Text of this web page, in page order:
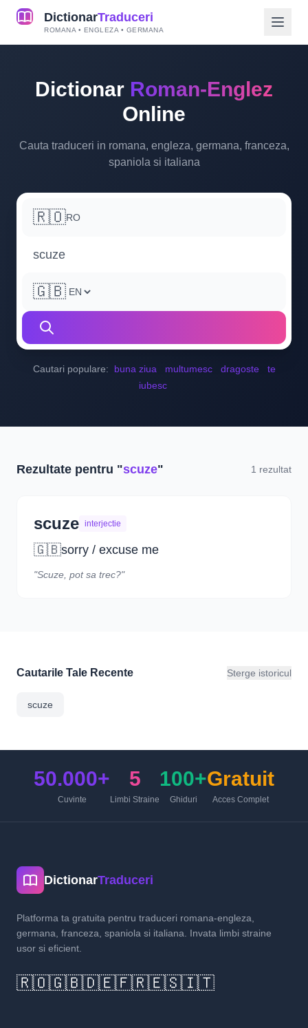
DictionarTraduceri
ROMANA • ENGLEZA • GERMANA
Dictionar Roman-Englez
Online
Cauta traduceri in romana, engleza, germana, franceza,
spaniola si italiana
🇷🇴RO
🇬🇧
Cautari populare: buna ziua multumesc dragoste
te
iubesc
Rezultate pentru "scuze" 1 rezultat
scuze interjectie
🇬🇧sorry / excuse me
"Scuze, pot sa trec?"
Cautarile Tale Recente Sterge istoricul
scuze
50.000+
Cuvinte
5
Limbi Straine
100+
Ghiduri
Gratuit
Acces Complet
DictionarTraduceri
Platforma ta gratuita pentru traduceri romana-engleza,
germana, franceza, spaniola si italiana. Invata limbi straine
usor si eficient.
🇷🇴🇬🇧🇩🇪🇫🇷🇪🇸🇮🇹